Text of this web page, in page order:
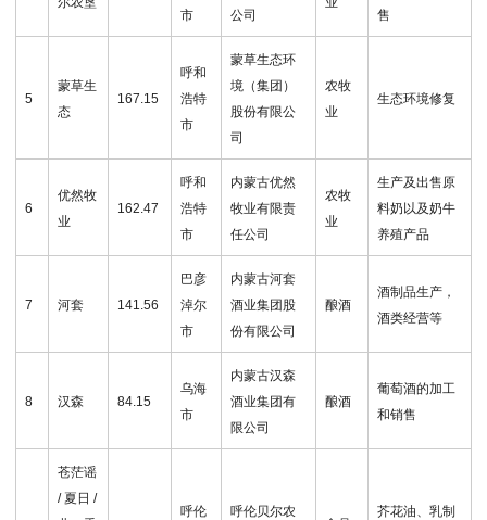
市
公司
售
5
蒙草生
态
167.15
呼和
浩特
市
蒙草生态环
境（集团）
股份有限公
司
农牧
业
生态环境修复
6
优然牧
业
162.47
呼和
浩特
市
内蒙古优然
牧业有限责
任公司
农牧
业
生产及出售原
料奶以及奶牛
养殖产品
7 河套 141.56
巴彦
淖尔
市
内蒙古河套
酒业集团股
份有限公司
酿酒
酒制品生产，
酒类经营等
8 汉森 84.15
乌海
市
内蒙古汉森
酒业集团有
限公司
酿酒
葡萄酒的加工
和销售
苍茫谣
/ 夏日 /
呼伦
呼伦贝尔农
芥花油、乳制